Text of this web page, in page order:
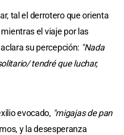
tal el derrotero que orienta
el viaje por las
su percepción: "Nada
tendré que luchar,
evocado, "migajas de pan
y la desesperanza